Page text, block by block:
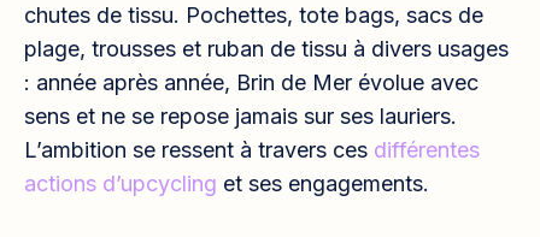
chutes de tissu. Pochettes, tote bags, sacs de
plage, trousses et ruban de tissu à divers usages
: année après année, Brin de Mer évolue avec
sens et ne se repose jamais sur ses lauriers.
L’ambition se ressent à travers ces différentes
actions d’upcycling et ses engagements.